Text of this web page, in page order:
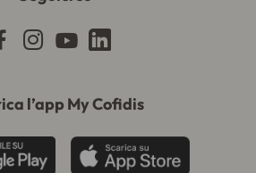
l’app My Cofidis